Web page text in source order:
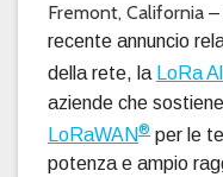
Fremont, California –
recente annuncio
della rete, la LoRa
aziende che
LoRaWAN® per le
potenza e ampio